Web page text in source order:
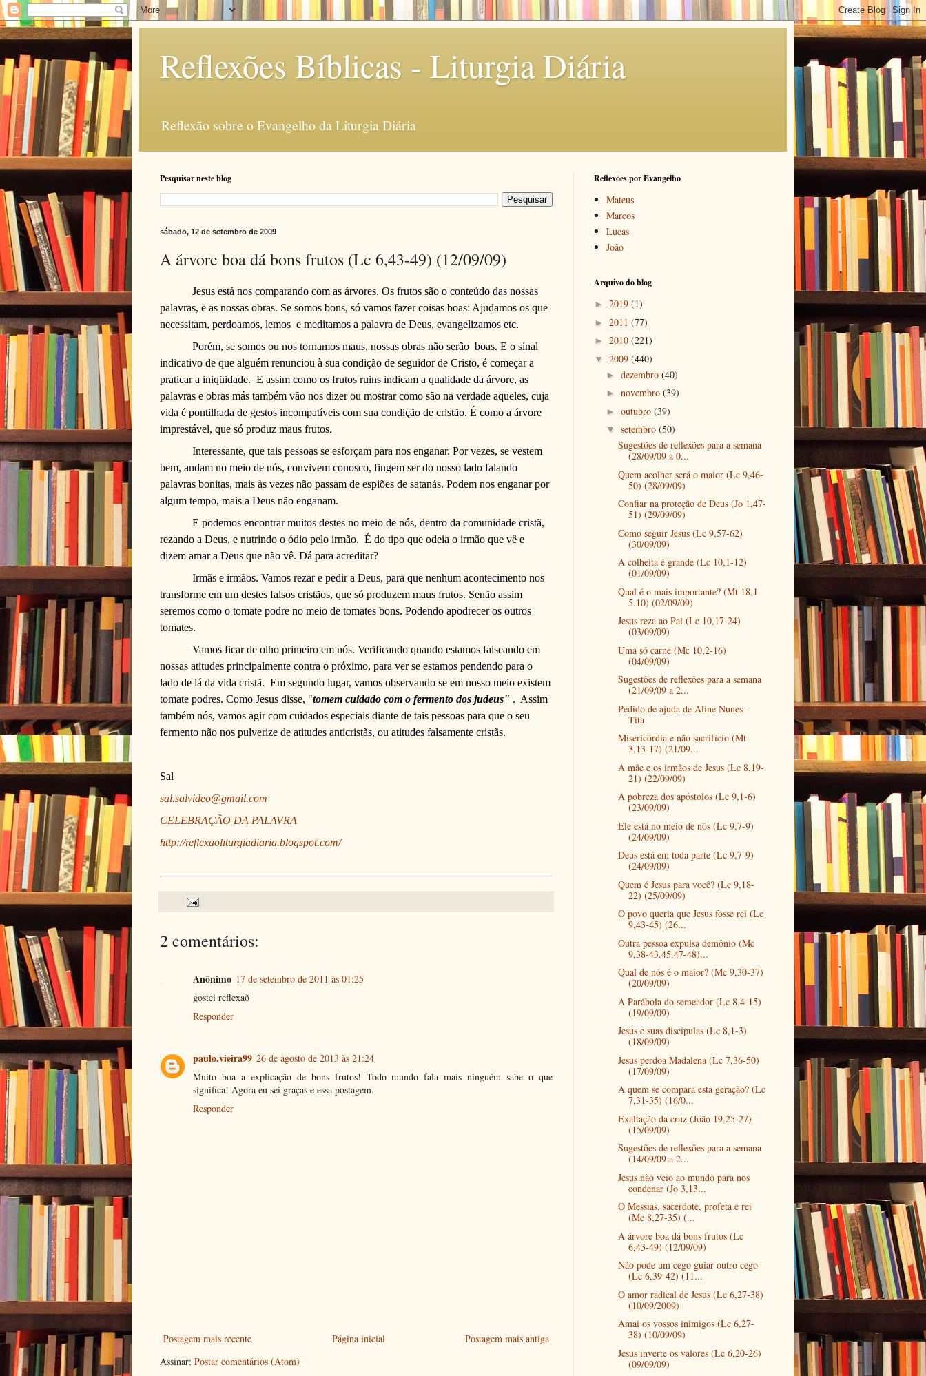
Reflexões Bíblicas - Liturgia Diária
Reflexão sobre o Evangelho da Liturgia Diária
Pesquisar neste blog
sábado, 12 de setembro de 2009
A árvore boa dá bons frutos (Lc 6,43-49) (12/09/09)
Jesus está nos comparando com as árvores. Os frutos são o conteúdo das nossas
palavras, e as nossas obras. Se somos bons, só vamos fazer coisas boas: Ajudamos os que
necessitam, perdoamos, lemos e meditamos a palavra de Deus, evangelizamos etc.
Porém, se somos ou nos tornamos maus, nossas obras não serão boas. E o sinal
indicativo de que alguém renunciou à sua condição de seguidor de Cristo, é começar a
praticar a iniqüidade. E assim como os frutos ruins indicam a qualidade da árvore, as
palavras e obras más também vão nos dizer ou mostrar como são na verdade aqueles, cuja
vida é pontilhada de gestos incompatíveis com sua condição de cristão. É como a árvore
imprestável, que só produz maus frutos.
Interessante, que tais pessoas se esforçam para nos enganar. Por vezes, se vestem
bem, andam no meio de nós, convivem conosco, fingem ser do nosso lado falando
palavras bonitas, mais às vezes não passam de espiões de satanás. Podem nos enganar por
algum tempo, mais a Deus não enganam.
E podemos encontrar muitos destes no meio de nós, dentro da comunidade cristã,
rezando a Deus, e nutrindo o ódio pelo irmão. É do tipo que odeia o irmão que vê e
dizem amar a Deus que não vê. Dá para acreditar?
Irmãs e irmãos. Vamos rezar e pedir a Deus, para que nenhum acontecimento nos
transforme em um destes falsos cristãos, que só produzem maus frutos. Senão assim
seremos como o tomate podre no meio de tomates bons. Podendo apodrecer os outros
tomates.
Vamos ficar de olho primeiro em nós. Verificando quando estamos falseando em
nossas atitudes principalmente contra o próximo, para ver se estamos pendendo para o
lado de lá da vida cristã. Em segundo lugar, vamos observando se em nosso meio existem
tomate podres. Como Jesus disse, "tomem cuidado com o fermento dos judeus" . Assim
também nós, vamos agir com cuidados especiais diante de tais pessoas para que o seu
fermento não nos pulverize de atitudes anticristãs, ou atitudes falsamente cristãs.
Sal
sal.salvideo@gmail.com
CELEBRAÇÃO DA PALAVRA
http://reflexaoliturgiadiaria.blogspot.com/
2 comentários:
Anônimo 17 de setembro de 2011 às 01:25
gostei reflexaõ
Responder
paulo.vieira99 26 de agosto de 2013 às 21:24
Muito boa a explicação de bons frutos! Todo mundo fala mais ninguém sabe o que
significa! Agora eu sei graças e essa postagem.
Responder
Postagem mais recente Postagem mais antiga
Página inicial
Assinar: Postar comentários (Atom)
Reflexões por Evangelho
Mateus
Marcos
Lucas
João
Arquivo do blog
► 2019 (1)
► 2011 (77)
► 2010 (221)
▼ 2009 (440)
► dezembro (40)
► novembro (39)
► outubro (39)
▼ setembro (50)
Sugestões de reflexões para a semana
(28/09/09 a 0...
Quem acolher será o maior (Lc 9,46-
50) (28/09/09)
Confiar na proteção de Deus (Jo 1,47-
51) (29/09/09)
Como seguir Jesus (Lc 9,57-62)
(30/09/09)
A colheita é grande (Lc 10,1-12)
(01/09/09)
Qual é o mais importante? (Mt 18,1-
5.10) (02/09/09)
Jesus reza ao Pai (Lc 10,17-24)
(03/09/09)
Uma só carne (Mc 10,2-16)
(04/09/09)
Sugestões de reflexões para a semana
(21/09/09 a 2...
Pedido de ajuda de Aline Nunes -
Tita
Misericórdia e não sacrifício (Mt
3,13-17) (21/09...
A mãe e os irmãos de Jesus (Lc 8,19-
21) (22/09/09)
A pobreza dos apóstolos (Lc 9,1-6)
(23/09/09)
Ele está no meio de nós (Lc 9,7-9)
(24/09/09)
Deus está em toda parte (Lc 9,7-9)
(24/09/09)
Quem é Jesus para você? (Lc 9,18-
22) (25/09/09)
O povo queria que Jesus fosse rei (Lc
9,43-45) (26...
Outra pessoa expulsa demônio (Mc
9,38-43.45.47-48)...
Qual de nós é o maior? (Mc 9,30-37)
(20/09/09)
A Parábola do semeador (Lc 8,4-15)
(19/09/09)
Jesus e suas discípulas (Lc 8,1-3)
(18/09/09)
Jesus perdoa Madalena (Lc 7,36-50)
(17/09/09)
A quem se compara esta geração? (Lc
7,31-35) (16/0...
Exaltação da cruz (João 19,25-27)
(15/09/09)
Sugestões de reflexões para a semana
(14/09/09 a 2...
Jesus não veio ao mundo para nos
condenar (Jo 3,13...
O Messias, sacerdote, profeta e rei
(Mc 8,27-35) (...
A árvore boa dá bons frutos (Lc
6,43-49) (12/09/09)
Não pode um cego guiar outro cego
(Lc 6,39-42) (11...
O amor radical de Jesus (Lc 6,27-38)
(10/09/2009)
Amai os vossos inimigos (Lc 6,27-
38) (10/09/09)
Jesus inverte os valores (Lc 6,20-26)
(09/09/09)